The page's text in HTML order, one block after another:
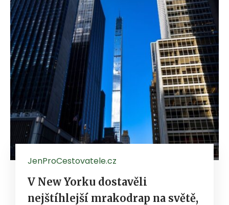
JenProCestovatele.cz
V New Yorku dostavěli
nejštíhlejší mrakodrap na světě,